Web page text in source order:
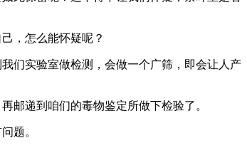
，怎么能怀疑呢？
们实验室做检测，会做一个广筛，即会让人产
邮递到咱们的毒物鉴定所做下检验了。
题。